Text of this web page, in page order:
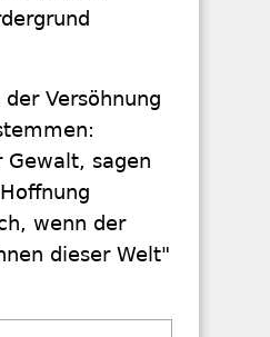
Versöhnung
sagen
wenn der
dieser Welt"